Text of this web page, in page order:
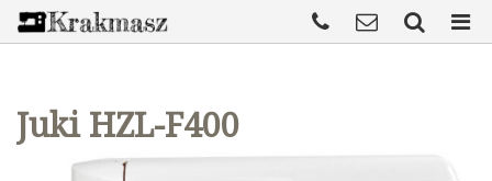
Juki HZL-F400